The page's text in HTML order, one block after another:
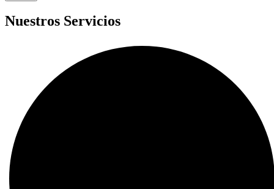
Nuestros Servicios